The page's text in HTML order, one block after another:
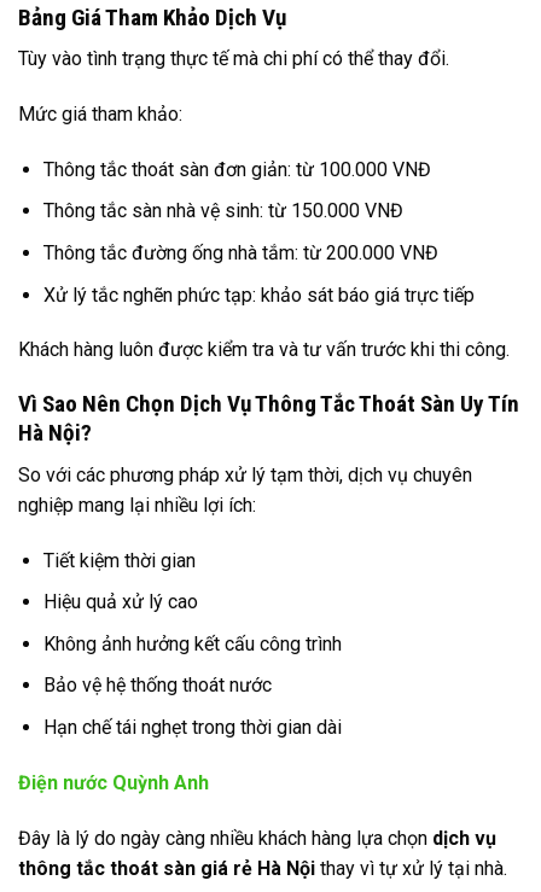
Bảng Giá Tham Khảo Dịch Vụ
Tùy vào tình trạng thực tế mà chi phí có thể thay đổi.
Mức giá tham khảo:
Thông tắc thoát sàn đơn giản: từ 100.000 VNĐ
Thông tắc sàn nhà vệ sinh: từ 150.000 VNĐ
Thông tắc đường ống nhà tắm: từ 200.000 VNĐ
Xử lý tắc nghẽn phức tạp: khảo sát báo giá trực tiếp
Khách hàng luôn được kiểm tra và tư vấn trước khi thi công.
Vì Sao Nên Chọn Dịch Vụ Thông Tắc Thoát Sàn Uy Tín
Hà Nội?
So với các phương pháp xử lý tạm thời, dịch vụ chuyên
nghiệp mang lại nhiều lợi ích:
Tiết kiệm thời gian
Hiệu quả xử lý cao
Không ảnh hưởng kết cấu công trình
Bảo vệ hệ thống thoát nước
Hạn chế tái nghẹt trong thời gian dài
Điện nước Quỳnh Anh
Đây là lý do ngày càng nhiều khách hàng lựa chọn dịch vụ
thông tắc thoát sàn giá rẻ Hà Nội thay vì tự xử lý tại nhà.